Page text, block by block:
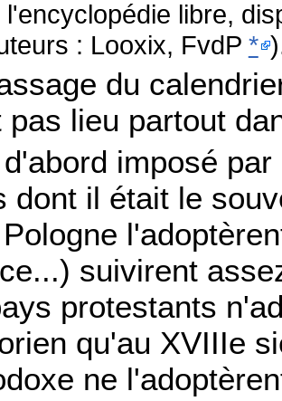
l'encyclopédie libre,
: Looxix, FvdP *
du
pas lieu partout
imposé
dont il était le
suivirent
protestants
qu'au XVIIIe
ne